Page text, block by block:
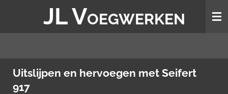
naar
hoofdinhoud
JL VOEGWERKEN
Uitslijpen en hervoegen met Seifert
917